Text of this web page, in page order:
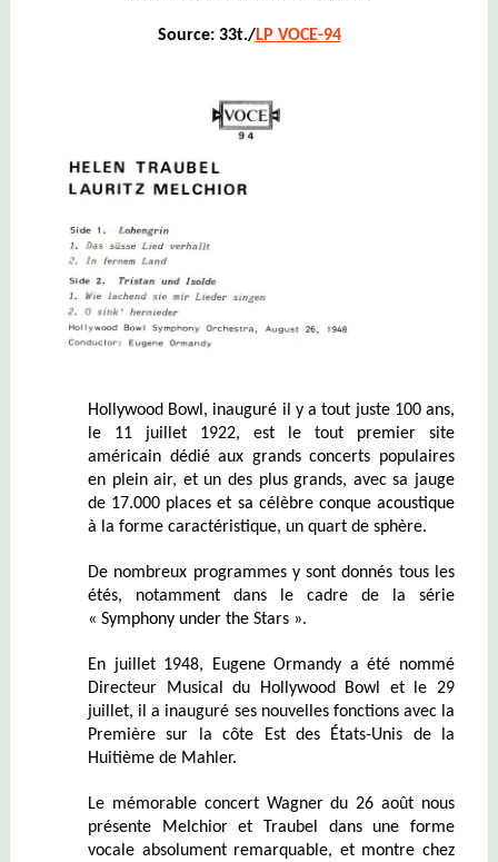
Source: 33t./LP VOCE-94
Hollywood Bowl, inauguré il y a tout juste 100 ans,
le 11 juillet 1922, est le tout premier site
américain dédié aux grands concerts populaires
en plein air, et un des plus grands, avec sa jauge
de 17.000 places et sa célèbre conque acoustique
à la forme caractéristique, un quart de sphère.
De nombreux programmes y sont donnés tous les
étés, notamment dans le cadre de la série
« Symphony under the Stars ».
En juillet 1948, Eugene Ormandy a été nommé
Directeur Musical du Hollywood Bowl et le 29
juillet, il a inauguré ses nouvelles fonctions avec la
Première sur la côte Est des États-Unis de la
Huitième de Mahler.
Le mémorable concert Wagner du 26 août nous
présente Melchior et Traubel dans une forme
vocale absolument remarquable, et montre chez